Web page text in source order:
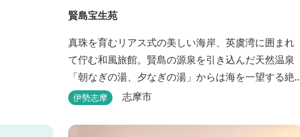
賢島宝生苑
真珠を育むリアス式の美しい海岸、英虞湾に囲まれ
て佇む和風旅館。賢島の源泉を引き込んだ天然温泉
「朝なぎの湯、夕なぎの湯」からは海を一望する絶
景を愉しめる。また、夕食では海の幸を中心とした
伊勢志摩 志摩市